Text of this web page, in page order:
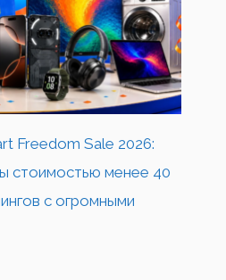
Freedom Sale 2026:
стоимостью менее 40
с огромными